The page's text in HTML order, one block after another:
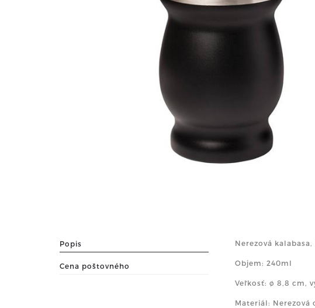
Popis
Cena poštovného
Nerezová
Objem: 240ml
Veľkosť: ø 8,8 cm,
Materiál: Nerezová